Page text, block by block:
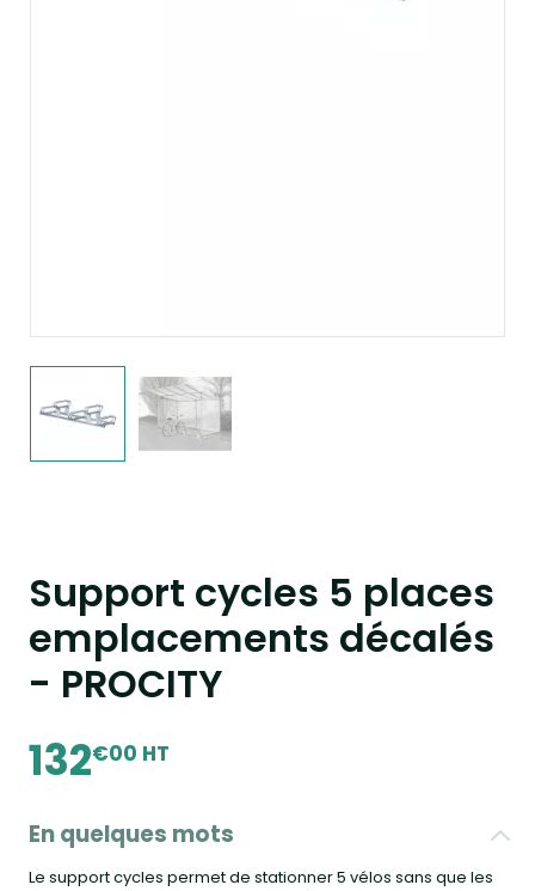
Support cycles 5 places
emplacements décalés
- PROCITY
132€00 HT
En quelques mots
Le support cycles permet de stationner 5 vélos sans que les